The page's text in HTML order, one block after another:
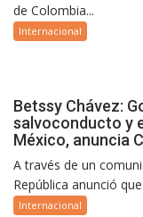
de Colombia...
Internacional
Betssy Chávez:
salvoconducto y
México, anuncia
A través de un
República anunció
Internacional